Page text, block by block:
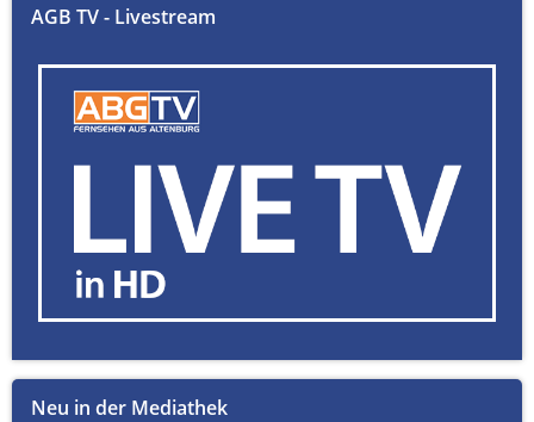
AGB TV - Livestream
Neu in der Mediathek